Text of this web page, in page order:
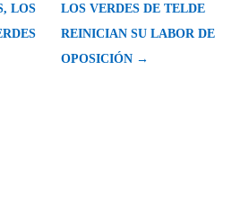
LOS
LOS VERDES DE TELDE
REINICIAN SU LABOR DE
OPOSICIÓN →